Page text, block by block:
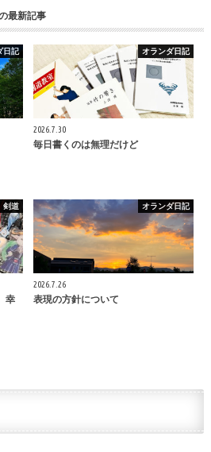
最新記事
日記 オランダ日記
2026.7.30
毎日書くのは無理だけど
剣道
幸
オランダ日記
2026.7.26
表現の方針について